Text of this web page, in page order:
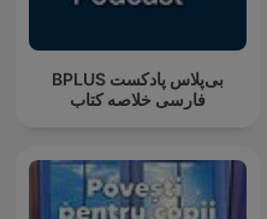
‌BPLUS بی‌پلاس پادکست
فارسی خلاصه کتاب